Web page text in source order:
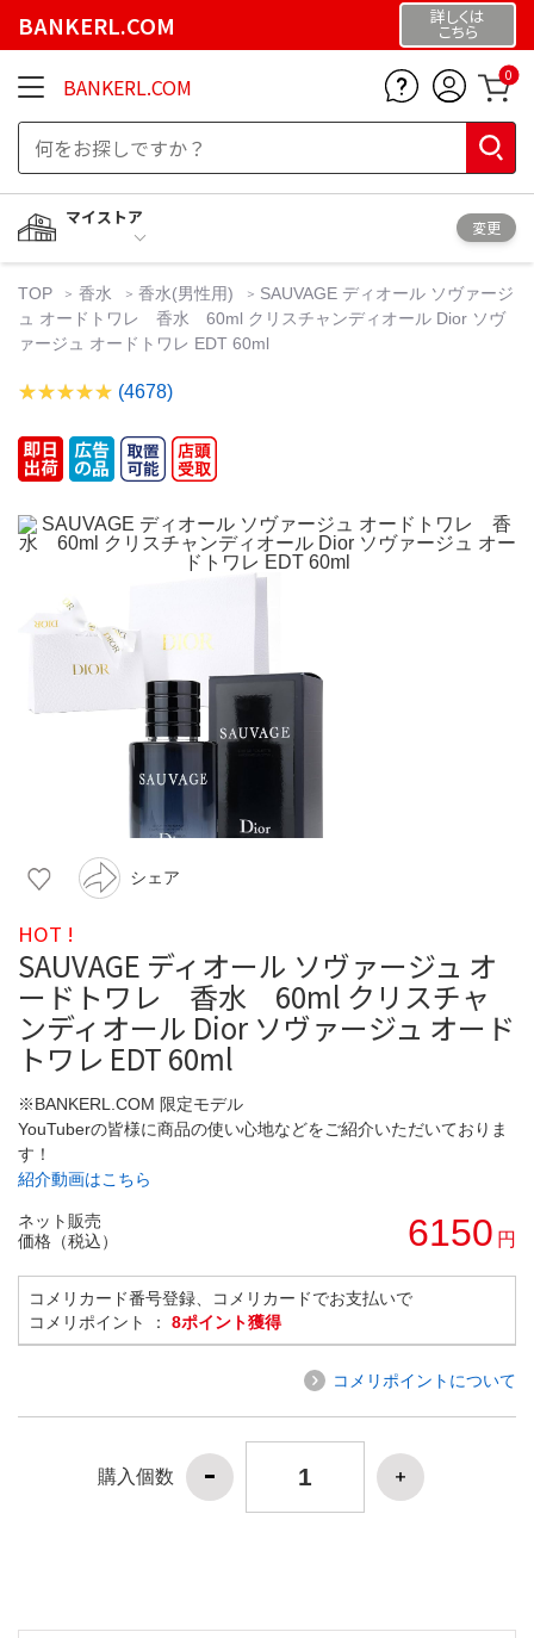
BANKERL.COM 詳しくは
こちら
BANKERL.COM 0
マイストア
変更
TOP 香水 香水(男性用)
SAUVAGE ディオール ソヴァージ
ュ オードトワレ 香水 60ml クリスチャンディオール Dior ソヴ
ァージュ オードトワレ EDT 60ml
(4678)
シェア
HOT !
SAUVAGE ディオール ソヴァージュ オ
ードトワレ 香水 60ml クリスチャ
ンディオール Dior ソヴァージュ オード
トワレ EDT 60ml
※BANKERL.COM 限定モデル
YouTuberの皆様に商品の使い心地などをご紹介いただいておりま
す！
紹介動画はこちら
ネット販売
価格（税込）
6150 円
コメリカード番号登録、コメリカードでお支払いで
コメリポイント ： 8ポイント獲得
コメリポイントについて
購入個数